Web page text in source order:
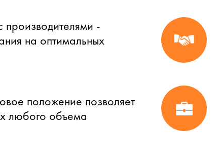
производителями -
на оптимальных
положение позволяет
любого объема